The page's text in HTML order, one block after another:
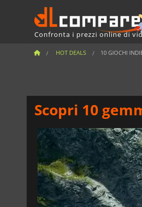
Confronta i prezzi online di
HOT DEALS 10 GIOCHI
Scopri 10